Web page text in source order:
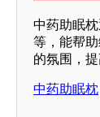
中药助眠
等，能帮
的氛围，
中药助眠枕